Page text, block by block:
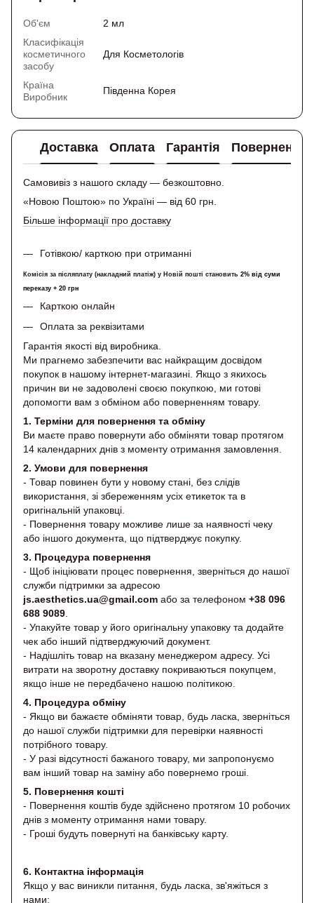
Об'єм
2 мл
Класифікація
косметичного
засобу
Для Косметологів
Країна
Виробник
Південна Корея
Доставка Оплата Гарантія Повернення
Самовивіз з нашого складу — безкоштовно.
«Новою Поштою» по Україні — від 60 грн.
Більше інформації про доставку
Готівкою/ карткою при отриманні
Комісія за післяплату (накладний платіж) у Новій пошті становить 2% від суми
переказу + 20 грн
Карткою онлайн
Оплата за реквізитами
Гарантія якості від виробника.
Ми прагнемо забезпечити вас найкращим досвідом
покупок в нашому інтернет-магазині. Якщо з якихось
причин ви не задоволені своєю покупкою, ми готові
допомогти вам з обміном або поверненням товару.
1. Терміни для повернення та обміну
Ви маєте право повернути або обміняти товар протягом
14 календарних днів з моменту отримання замовлення.
2. Умови для повернення
- Товар повинен бути у новому стані, без слідів
використання, зі збереженням усіх етикеток та в
оригінальній упаковці.
- Повернення товару можливе лише за наявності чеку
або іншого документа, що підтверджує покупку.
3. Процедура повернення
- Щоб ініціювати процес повернення, зверніться до нашої
служби підтримки за адресою
js.aesthetics.ua@gmail.com або за телефоном +38 096
688 9089.
- Упакуйте товар у його оригінальну упаковку та додайте
чек або інший підтверджуючий документ.
- Надішліть товар на вказану менеджером адресу. Усі
витрати на зворотну доставку покриваються покупцем,
якщо інше не передбачено нашою політикою.
4. Процедура обміну
- Якщо ви бажаєте обміняти товар, будь ласка, зверніться
до нашої служби підтримки для перевірки наявності
потрібного товару.
- У разі відсутності бажаного товару, ми запропонуємо
вам інший товар на заміну або повернемо гроші.
5. Повернення кошті
- Повернення коштів буде здійснено протягом 10 робочих
днів з моменту отримання нами товару.
- Гроші будуть повернуті на банківську карту.
6. Контактна інформація
Якщо у вас виникли питання, будь ласка, зв'яжіться з
нами: